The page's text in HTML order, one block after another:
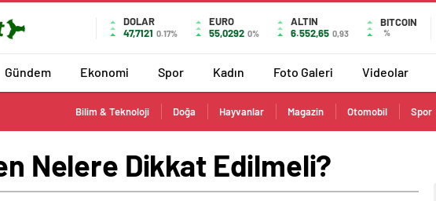
DOLAR
47,7121 0.17%
EURO
55,0292 0%
ALTIN
6.552,65 0,93
BITCOIN
%
Gündem Ekonomi Spor Kadın Foto Galeri Videolar
Bilim & Teknoloji Doğa Hayvanlar Magazin Otomobil Spor
Nelere Dikkat Edilmeli?